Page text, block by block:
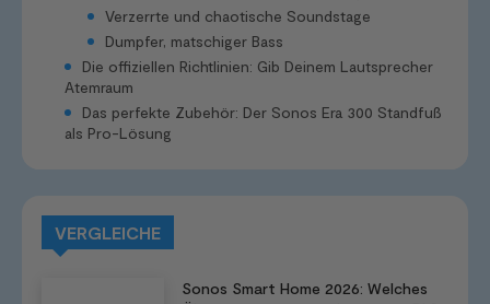
Verzerrte und chaotische Soundstage
Dumpfer, matschiger Bass
Die offiziellen Richtlinien: Gib Deinem Lautsprecher
Atemraum
Das perfekte Zubehör: Der Sonos Era 300 Standfuß
als Pro-Lösung
VERGLEICHE
Sonos Smart Home 2026: Welches